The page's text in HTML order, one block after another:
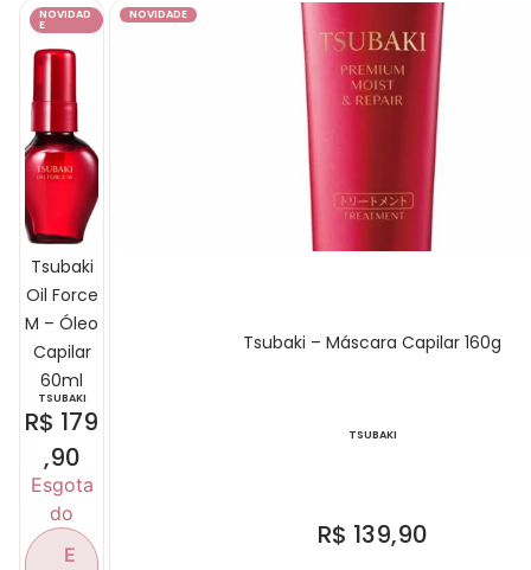
NOVIDAD
E
Tsubaki
Oil Force
M – Óleo
Capilar
60ml
TSUBAKI
R$ 179
,90
Esgota
do
E
NOVIDADE
Tsubaki – Máscara Capilar 160g
TSUBAKI
R$ 139,90